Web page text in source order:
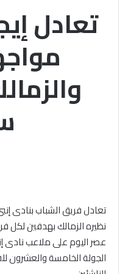
تعادل
نظيره الزمالك بهدفين لكل
الجولة الخامسة والعشرون